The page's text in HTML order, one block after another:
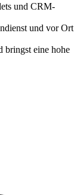
und CRM-
und vor Ort
bringst eine hohe